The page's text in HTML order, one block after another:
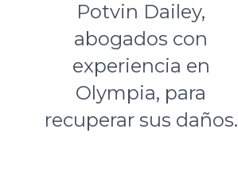
Potvin Dailey,
abogados con
experiencia en
Olympia, para
recuperar sus daños.